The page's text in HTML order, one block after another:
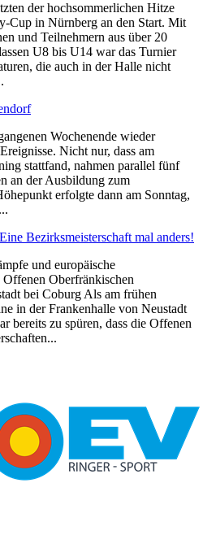
der hochsommerlichen Hitze
Cup in Nürnberg an den Start. Mit
und Teilnehmern aus über 20
U8 bis U14 war das Turnier
die auch in der Halle nicht
Wochenende wieder
Nicht nur, dass am
stattfand, nahmen parallel fünf
an der Ausbildung zum
erfolgte dann am Sonntag,
Bezirksmeisterschaft mal anders!
und europäische
Oberfränkischen
bei Coburg Als am frühen
in der Frankenhalle von Neustadt
bereits zu spüren, dass die Offenen